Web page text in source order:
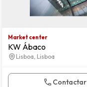
Market center
KW Ábaco
Lisboa, Lisboa
Contactar